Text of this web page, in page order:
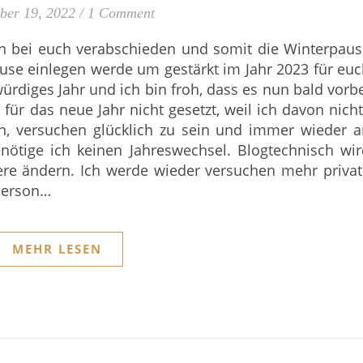
19, 2022 / 1 Comment
bei euch verabschieden und somit die
einlegen werde um gestärkt im Jahr 2023 für
Jahr und ich bin froh, dass es nun bald
das neue Jahr nicht gesetzt, weil ich davon
versuchen glücklich zu sein und immer wieder
ich keinen Jahreswechsel. Blogtechnisch
ändern. Ich werde wieder versuchen mehr
MEHR LESEN